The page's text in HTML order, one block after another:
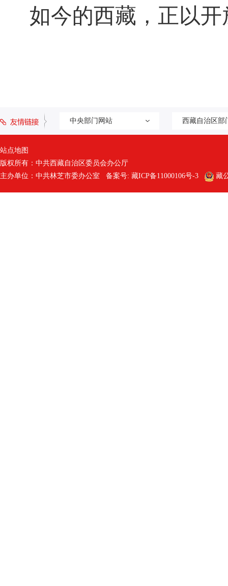
如今的西藏，正以
中央部门网站 西藏自治区部
站点地图
版权所有：中共西藏自治区委员会办公厅
主办单位：中共林芝市委办公室 备案号: 藏ICP备11000106号-3 藏